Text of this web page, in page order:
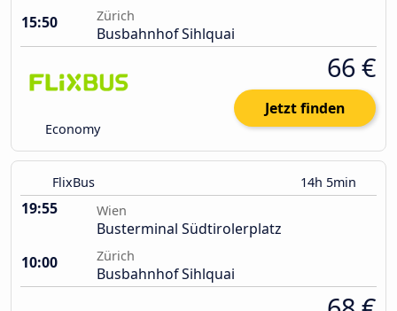
15:50
Zürich
Busbahnhof Sihlquai
Economy
66 €
Jetzt finden
FlixBus 14h 5min
19:55 Wien
Busterminal Südtirolerplatz
10:00
Zürich
Busbahnhof Sihlquai